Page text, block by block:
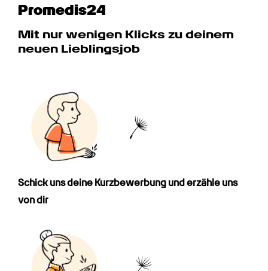
Promedis24
Mit nur wenigen Klicks zu deinem
neuen Lieblingsjob
Schick uns deine Kurz­bewerbung und erzähle uns
von dir